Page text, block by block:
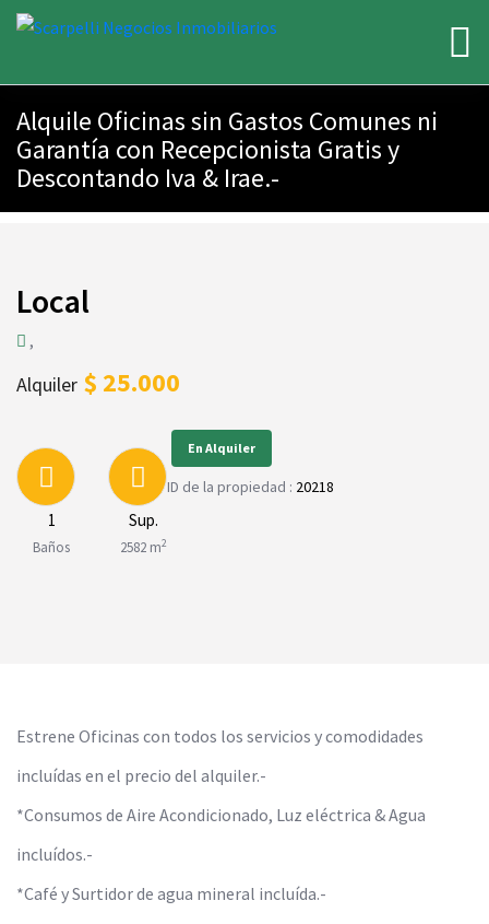
Alquile Oficinas sin Gastos Comunes ni
Garantía con Recepcionista Gratis y
Descontando Iva & Irae.-
Local
,
Alquiler $ 25.000
1
Baños
Sup.
2582 m2
En Alquiler
ID de la propiedad : 20218
Estrene Oficinas con todos los servicios y comodidades
incluídas en el precio del alquiler.-
*Consumos de Aire Acondicionado, Luz eléctrica & Agua
incluídos.-
*Café y Surtidor de agua mineral incluída.-